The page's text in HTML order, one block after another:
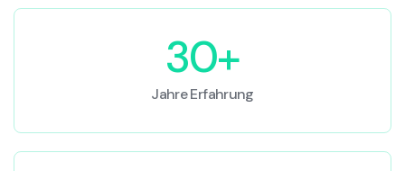
30+
Jahre Erfahrung